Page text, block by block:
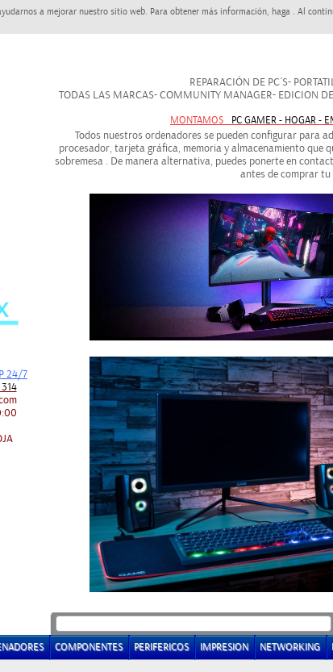
a mejorar nuestro sitio web. Para obtener más información, haga . Al
24/7
REPARACIÓN DE PC´S-
TODAS LAS MARCAS- COMMUNITY MANAGER- EDICION
MONTAMOS PC GAMER - HOGAR -
Todos nuestros ordenadores se pueden configurar para
procesador, tarjeta gráfica, memoria y almacenamiento que
sobremesa . De manera alternativa, puedes ponerte en
antes de comprar tu
COMPONENTES PERIFERICOS IMPRESION NETWORKING